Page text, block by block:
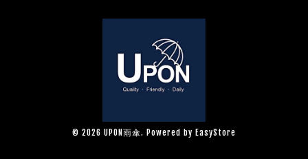
© 2026 UPON雨傘. Powered by EasyStore